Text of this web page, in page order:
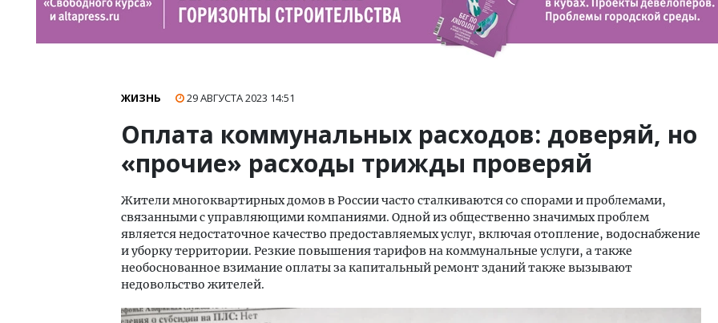
ЖИЗНЬ 29 АВГУСТА 2023 14:51
Оплата коммунальных расходов: доверяй, но
«прочие» расходы трижды проверяй
Жители многоквартирных домов в России часто сталкиваются со спорами и проблемами,
связанными с управляющими компаниями. Одной из общественно значимых проблем
является недостаточное качество предоставляемых услуг, включая отопление, водоснабжение
и уборку территории. Резкие повышения тарифов на коммунальные услуги, а также
необоснованное взимание оплаты за капитальный ремонт зданий также вызывают
недовольство жителей.